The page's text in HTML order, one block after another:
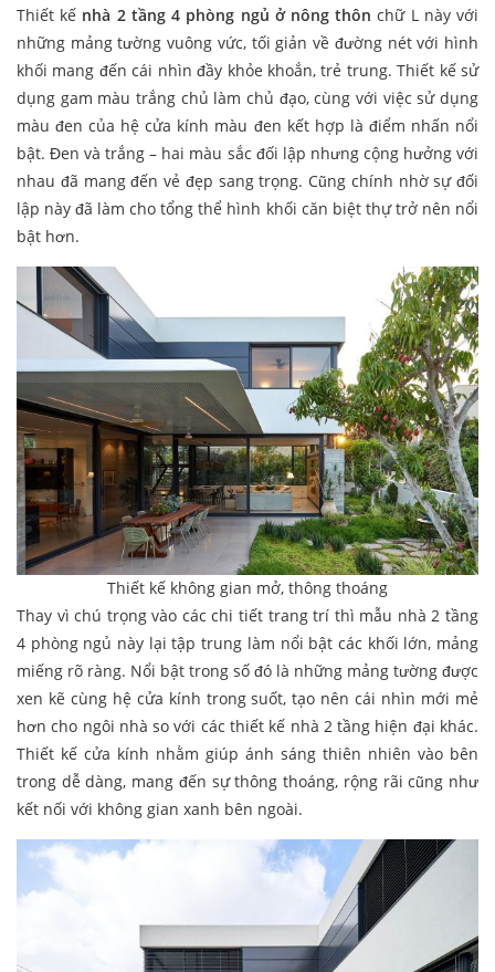
Thiết kế nhà 2 tầng 4 phòng ngủ ở nông thôn chữ L này với
những mảng tường vuông vức, tối giản về đường nét với hình
khối mang đến cái nhìn đầy khỏe khoắn, trẻ trung. Thiết kế sử
dụng gam màu trắng chủ làm chủ đạo, cùng với việc sử dụng
màu đen của hệ cửa kính màu đen kết hợp là điểm nhấn nổi
bật. Đen và trắng – hai màu sắc đối lập nhưng cộng hưởng với
nhau đã mang đến vẻ đẹp sang trọng. Cũng chính nhờ sự đối
lập này đã làm cho tổng thể hình khối căn biệt thự trở nên nổi
bật hơn.
Thiết kế không gian mở, thông thoáng
Thay vì chú trọng vào các chi tiết trang trí thì mẫu nhà 2 tầng
4 phòng ngủ này lại tập trung làm nổi bật các khối lớn, mảng
miếng rõ ràng. Nổi bật trong số đó là những mảng tường được
xen kẽ cùng hệ cửa kính trong suốt, tạo nên cái nhìn mới mẻ
hơn cho ngôi nhà so với các thiết kế nhà 2 tầng hiện đại khác.
Thiết kế cửa kính nhằm giúp ánh sáng thiên nhiên vào bên
trong dễ dàng, mang đến sự thông thoáng, rộng rãi cũng như
kết nối với không gian xanh bên ngoài.